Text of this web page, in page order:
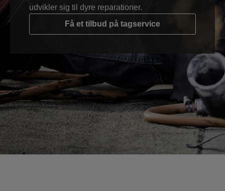
udvikler sig til dyre reparationer.
Få et tilbud på tagservice